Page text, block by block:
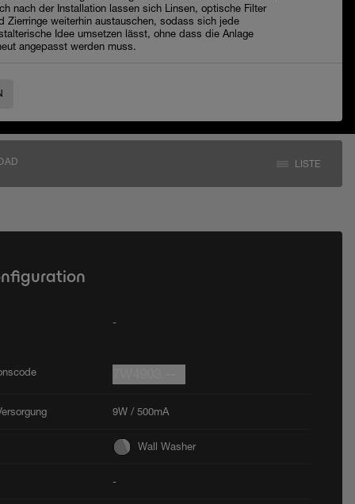
nach der Installation lassen sich Linsen, optische Filter
Zierringe weiterhin austauschen, sodass sich jede
Idee umsetzen lässt, ohne dass die Anlage
angepasst werden muss.
LISTE
-
9W / 500mA
Wall Washer
-